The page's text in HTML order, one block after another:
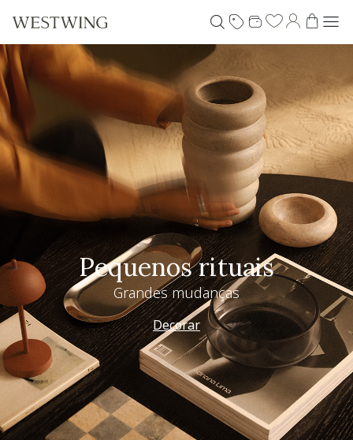
Pequenos rituais
Grandes mudanças
Decorar